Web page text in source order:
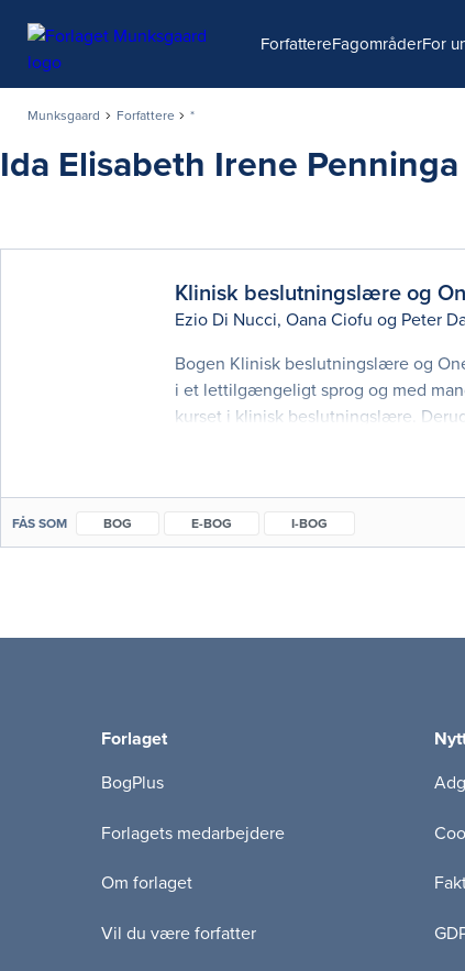
ForfattereFagområderFor
Munksgaard Forfattere *
Ida Elisabeth Irene Penninga
Klinisk beslutningslære og
Ezio Di Nucci, Oana Ciofu og Peter
Bogen Klinisk beslutningslære og
i et lettilgængeligt sprog og med
kurset i klinisk beslutningslære.
FÅS SOM BOG E-BOG I-BOG
Forlaget
BogPlus
Forlagets medarbejdere
Om forlaget
Vil du være forfatter